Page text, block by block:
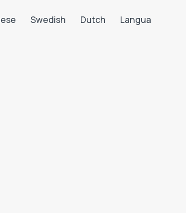
Swedish Dutch Langua